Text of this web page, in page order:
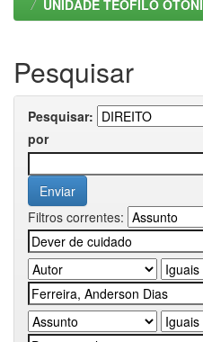
UNIDADE TEOFILO OTONI
Pesquisar
Pesquisar:
por
Filtros correntes: